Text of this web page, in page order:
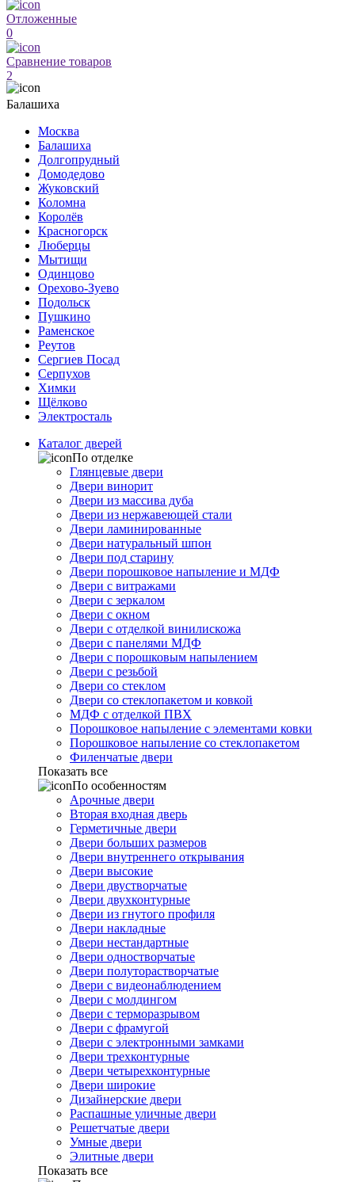
Отложенные
0
Сравнение товаров
2
Балашиха
Москва
Балашиха
Долгопрудный
Домодедово
Жуковский
Коломна
Королёв
Красногорск
Люберцы
Мытищи
Одинцово
Орехово-Зуево
Подольск
Пушкино
Раменское
Реутов
Сергиев Посад
Серпухов
Химки
Щёлково
Электросталь
Каталог дверей
По отделке
Глянцевые двери
Двери винорит
Двери из массива дуба
Двери из нержавеющей стали
Двери ламинированные
Двери натуральный шпон
Двери под старину
Двери порошковое напыление и МДФ
Двери с витражами
Двери с зеркалом
Двери с окном
Двери с отделкой винилискожа
Двери с панелями МДФ
Двери с порошковым напылением
Двери с резьбой
Двери со стеклом
Двери со стеклопакетом и ковкой
МДФ с отделкой ПВХ
Порошковое напыление с элементами ковки
Порошковое напыление со стеклопакетом
Филенчатые двери
Показать все
По особенностям
Арочные двери
Вторая входная дверь
Герметичные двери
Двери больших размеров
Двери внутреннего открывания
Двери высокие
Двери двустворчатые
Двери двухконтурные
Двери из гнутого профиля
Двери накладные
Двери нестандартные
Двери одностворчатые
Двери полуторастворчатые
Двери с видеонаблюдением
Двери с молдингом
Двери с терморазрывом
Двери с фрамугой
Двери с электронными замками
Двери трехконтурные
Двери четырехконтурные
Двери широкие
Дизайнерские двери
Распашные уличные двери
Решетчатые двери
Умные двери
Элитные двери
Показать все